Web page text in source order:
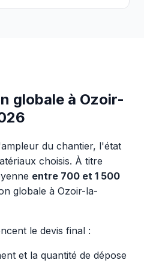
globale à Ozoir-
du chantier, l'état
choisis. À titre
entre 700 et 1 500
globale à Ozoir-la-
le devis final :
et la quantité de dépose